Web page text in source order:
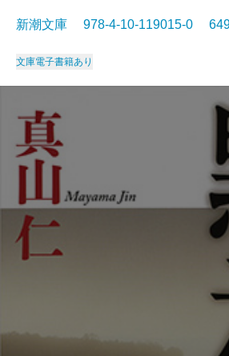
新潮文庫 978-4-10-119015-0
文庫電子書籍あり